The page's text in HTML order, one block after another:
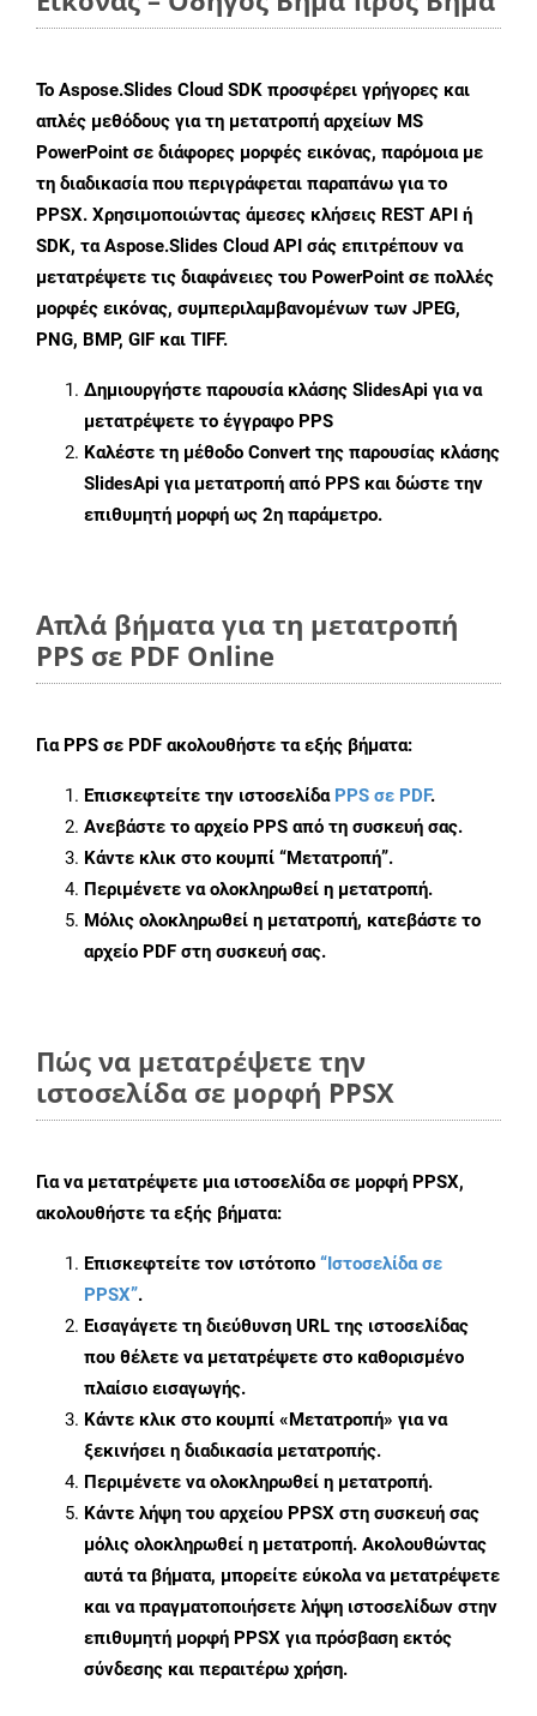
Το Aspose.Slides Cloud SDK προσφέρει γρήγορες και
απλές μεθόδους για τη μετατροπή αρχείων MS
PowerPoint σε διάφορες μορφές εικόνας, παρόμοια με
τη διαδικασία που περιγράφεται παραπάνω για το
PPSX. Χρησιμοποιώντας άμεσες κλήσεις REST API ή
SDK, τα Aspose.Slides Cloud API σάς επιτρέπουν να
μετατρέψετε τις διαφάνειες του PowerPoint σε πολλές
μορφές εικόνας, συμπεριλαμβανομένων των JPEG,
PNG, BMP, GIF και TIFF.
Δημιουργήστε παρουσία κλάσης SlidesApi για να
μετατρέψετε το έγγραφο PPS
Καλέστε τη μέθοδο Convert της παρουσίας κλάσης
SlidesApi για μετατροπή από PPS και δώστε την
επιθυμητή μορφή ως 2η παράμετρο.
Απλά βήματα για τη μετατροπή
PPS σε PDF Online
Για PPS σε PDF ακολουθήστε τα εξής βήματα:
Επισκεφτείτε την ιστοσελίδα PPS σε PDF.
Ανεβάστε το αρχείο PPS από τη συσκευή σας.
Κάντε κλικ στο κουμπί “Μετατροπή”.
Περιμένετε να ολοκληρωθεί η μετατροπή.
Μόλις ολοκληρωθεί η μετατροπή, κατεβάστε το
αρχείο PDF στη συσκευή σας.
Πώς να μετατρέψετε την
ιστοσελίδα σε μορφή PPSX
Για να μετατρέψετε μια ιστοσελίδα σε μορφή PPSX,
ακολουθήστε τα εξής βήματα:
Επισκεφτείτε τον ιστότοπο “Ιστοσελίδα σε
PPSX”.
Εισαγάγετε τη διεύθυνση URL της ιστοσελίδας
που θέλετε να μετατρέψετε στο καθορισμένο
πλαίσιο εισαγωγής.
Κάντε κλικ στο κουμπί «Μετατροπή» για να
ξεκινήσει η διαδικασία μετατροπής.
Περιμένετε να ολοκληρωθεί η μετατροπή.
Κάντε λήψη του αρχείου PPSX στη συσκευή σας
μόλις ολοκληρωθεί η μετατροπή. Ακολουθώντας
αυτά τα βήματα, μπορείτε εύκολα να μετατρέψετε
και να πραγματοποιήσετε λήψη ιστοσελίδων στην
επιθυμητή μορφή PPSX για πρόσβαση εκτός
σύνδεσης και περαιτέρω χρήση.